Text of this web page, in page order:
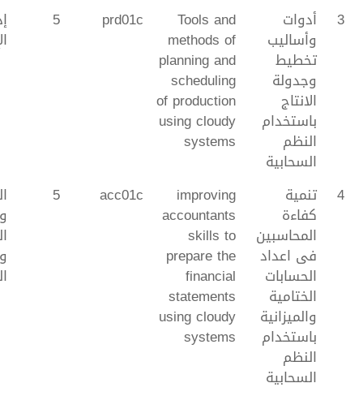
3 أدوات
وأساليب
تخطيط
وجدولة
الانتاج
باستخدام
النظم
السحابية
Tools and
methods of
planning and
scheduling
of production
using cloudy
systems
prd01c
5
4 تنمية
كفاءة
المحاسبين
فى اعداد
الحسابات
الختامية
والميزانية
باستخدام
النظم
السحابية
improving
accountants
skills to
prepare the
financial
statements
using cloudy
systems
acc01c
5
و
و